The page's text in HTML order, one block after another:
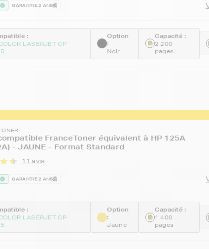
GARANTIE 2 ANS
:
LASERJET CP
Option
:
Noir
Capacité :
2 200
pages
FranceToner équivalent à HP 125A
- JAUNE - Format Standard
11 avis
GARANTIE 2 ANS
:
LASERJET CP
Option
:
Jaune
Capacité :
1 400
pages